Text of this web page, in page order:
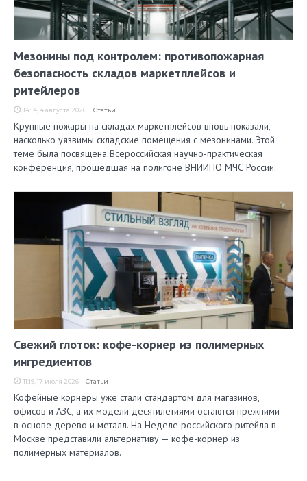
Мезонины под контролем: противопожарная
безопасность складов маркетплейсов и
ритейлеров
14:14, 4 августа 2026 Статьи
Крупные пожары на складах маркетплейсов вновь показали,
насколько уязвимы складские помещения с мезонинами. Этой
теме была посвящена Всероссийская научно-практическая
конференция, прошедшая на полигоне ВНИИПО МЧС России.
Свежий глоток: кофе-корнер из полимерных
ингредиентов
11:19, 17 июля 2026 Статьи
Кофейные корнеры уже стали стандартом для магазинов,
офисов и АЗС, а их модели десятилетиями остаются прежними —
в основе дерево и металл. На Неделе российского ритейла в
Москве представили альтернативу — кофе-корнер из
полимерных материалов.